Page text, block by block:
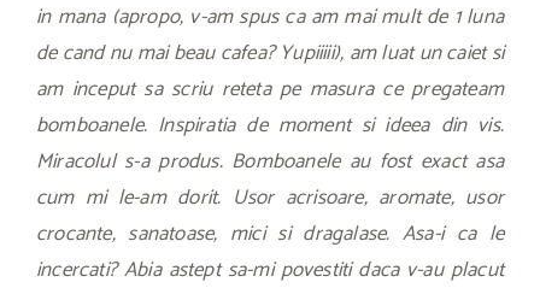
in mana (apropo, v-am spus ca am mai mult de 1 luna
de cand nu mai beau cafea? Yupiiiii), am luat un caiet si
am inceput sa scriu reteta pe masura ce pregateam
bomboanele. Inspiratia de moment si ideea din vis.
Miracolul s-a produs. Bomboanele au fost exact asa
cum mi le-am dorit. Usor acrisoare, aromate, usor
crocante, sanatoase, mici si dragalase. Asa-i ca le
incercati? Abia astept sa-mi povestiti daca v-au placut